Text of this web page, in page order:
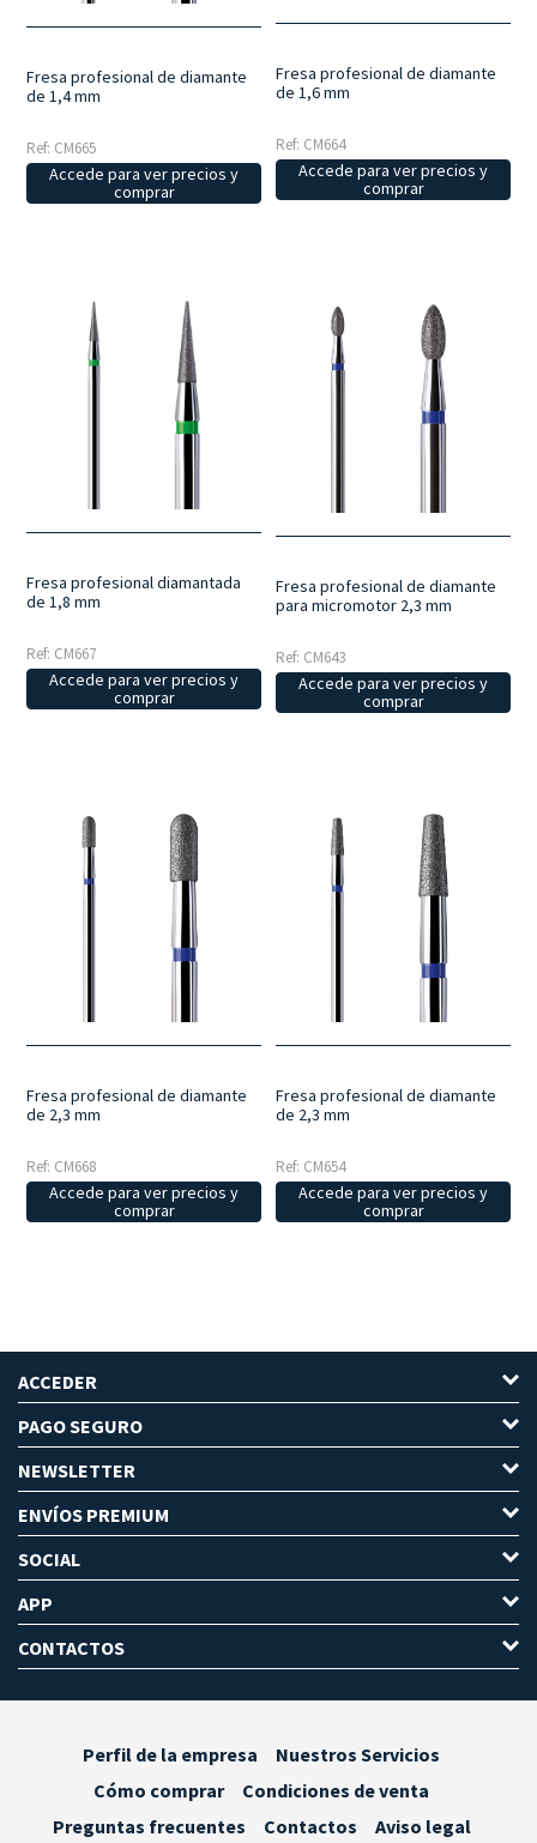
Fresa profesional de diamante
de 1,4 mm
Ref: CM665
Accede para ver precios y
comprar
Fresa profesional de diamante
de 1,6 mm
Ref: CM664
Accede para ver precios y
comprar
Fresa profesional diamantada
de 1,8 mm
Ref: CM667
Accede para ver precios y
comprar
Fresa profesional de diamante
para micromotor 2,3 mm
Ref: CM643
Accede para ver precios y
comprar
Fresa profesional de diamante
de 2,3 mm
Ref: CM668
Accede para ver precios y
comprar
Fresa profesional de diamante
de 2,3 mm
Ref: CM654
Accede para ver precios y
comprar
ACCEDER
PAGO SEGURO
NEWSLETTER
ENVÍOS PREMIUM
SOCIAL
APP
CONTACTOS
Perfil de la empresa
Nuestros Servicios
Cómo comprar
Condiciones de venta
Preguntas frecuentes
Contactos Aviso legal